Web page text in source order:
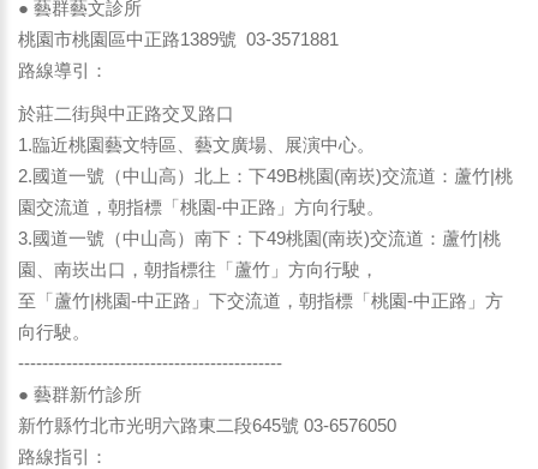
● 藝群藝文診所
桃園市桃園區中正路1389號 03-3571881
路線導引：
於莊二街與中正路交叉路口
1.臨近桃園藝文特區、藝文廣場、展演中心。
2.國道一號（中山高）北上：下49B桃園(南崁)交流道：蘆竹|桃
園交流道，朝指標「桃園-中正路」方向行駛。
3.國道一號（中山高）南下：下49桃園(南崁)交流道：蘆竹|桃
園、南崁出口，朝指標往「蘆竹」方向行駛，
至「蘆竹|桃園-中正路」下交流道，朝指標「桃園-中正路」方
向行駛。
--------------------------------------------
● 藝群新竹診所
新竹縣竹北市光明六路東二段645號 03-6576050
路線指引：